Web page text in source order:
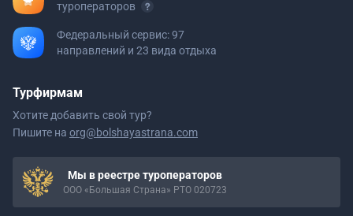
туроператоров
Федеральный сервис: 97
направлений и 23 вида отдыха
Турфирмам
Хотите добавить свой тур?
Пишите на org@bolshayastrana.com
Мы в реестре туроператоров
ООО «Большая Страна» РТО 020723